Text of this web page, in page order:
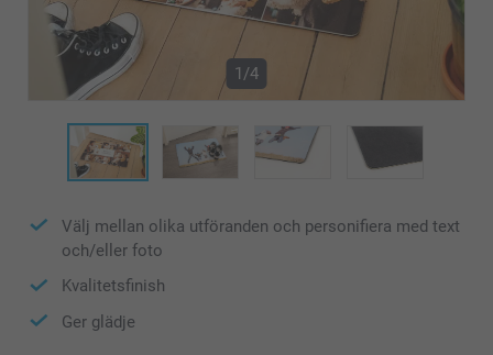
1/4
Välj mellan olika utföranden och personifiera med text
och/eller foto
Kvalitetsfinish
Ger glädje